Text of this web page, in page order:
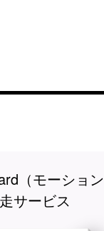
（モーション
サービス